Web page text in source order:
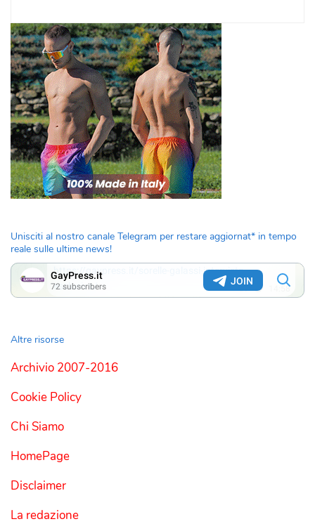
Unisciti al nostro canale Telegram per restare aggiornat* in tempo
reale sulle ultime news!
Altre risorse
Archivio 2007-2016
Cookie Policy
Chi Siamo
HomePage
Disclaimer
La redazione